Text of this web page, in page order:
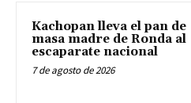
Kachopan lleva el pan de
masa madre de Ronda al
escaparate nacional
7 de agosto de 2026